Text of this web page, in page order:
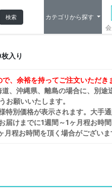
検索
カテゴリから探す
入り
、余裕を持ってご注文いただき
、沖縄県、離島の場合に、別途
お願いいたします。
別価格が表示されます。大手
けまでに1週間～1ヶ月程お時
程お時間を頂く場合がござい